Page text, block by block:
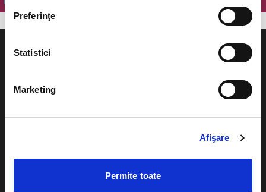
Preferinţe
Statistici
Marketing
Afişare
Permite toate
Cum comand bilete?
Plata online sau cash
Evenimente
festivaluri